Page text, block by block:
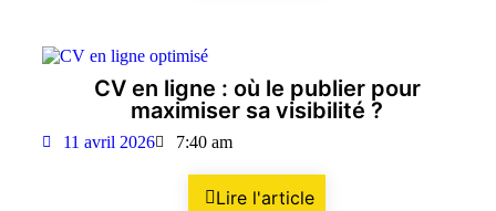
CV en ligne : où le publier pour
maximiser sa visibilité ?
11 avril 2026 7:40 am
Lire l'article